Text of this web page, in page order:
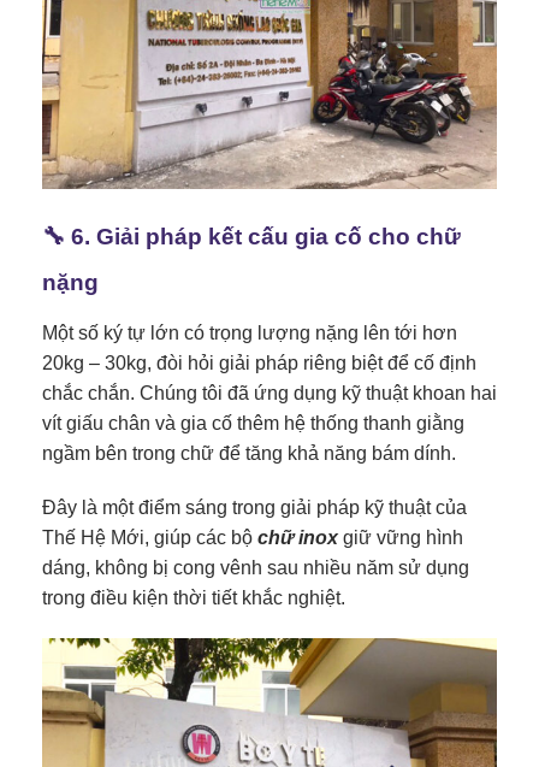
🔧 6. Giải pháp kết cấu gia cố cho chữ
nặng
Một số ký tự lớn có trọng lượng nặng lên tới hơn
20kg – 30kg, đòi hỏi giải pháp riêng biệt để cố định
chắc chắn. Chúng tôi đã ứng dụng kỹ thuật khoan hai
vít giấu chân và gia cố thêm hệ thống thanh giằng
ngầm bên trong chữ để tăng khả năng bám dính.
Đây là một điểm sáng trong giải pháp kỹ thuật của
Thế Hệ Mới, giúp các bộ chữ inox giữ vững hình
dáng, không bị cong vênh sau nhiều năm sử dụng
trong điều kiện thời tiết khắc nghiệt.